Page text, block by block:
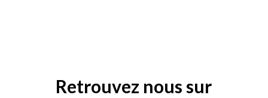
Retrouvez nous sur